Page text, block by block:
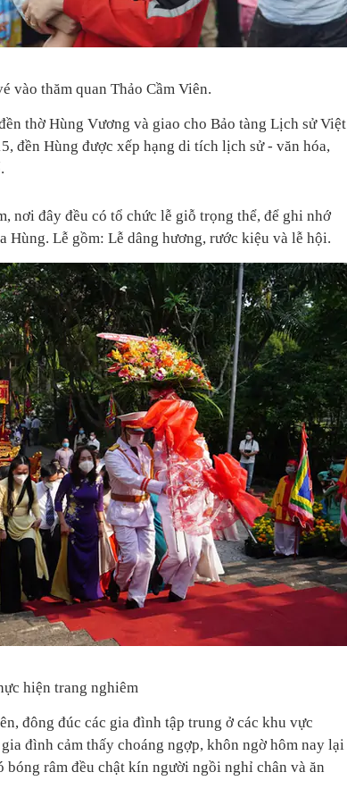
vào thăm quan Thảo Cầm Viên.
thờ Hùng Vương và giao cho Bảo tàng Lịch sử Việt
đền Hùng được xếp hạng di tích lịch sử - văn hóa,
nơi đây đều có tổ chức lễ giỗ trọng thể, để ghi nhớ
Hùng. Lễ gồm: Lễ dâng hương, rước kiệu và lễ hội.
hiện trang nghiêm
đông đúc các gia đình tập trung ở các khu vực
đình cảm thấy choáng ngợp, khôn ngờ hôm nay lại
bóng râm đều chật kín người ngồi nghỉ chân và ăn